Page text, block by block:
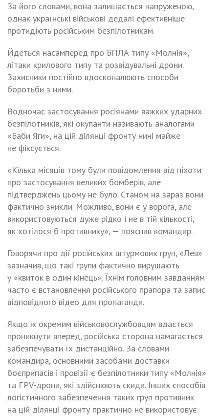
За його словами, вона залишається напруженою,
однак українські військові дедалі ефективніше
протидіють російським безпілотникам.
Йдеться насамперед про БПЛА типу «Молнія»,
літаки крилового типу та розвідувальні дрони.
Захисники постійно вдосконалюють способи
боротьби з ними.
Водночас застосування росіянами важких ударних
безпілотників, які окупанти називають аналогами
«Баби Яги», на цій ділянці фронту нині майже
не фіксується.
«Кілька місяців тому були повідомлення від піхоти
про застосування великих бомберів, але
підтверджень цьому не було. Станом на зараз вони
фактично зникли. Можливо, вони є у ворога, але
використовуються дуже рідко і не в тій кількості,
як хотілося б противнику», — пояснив командир.
Говорячи про дії російських штурмових груп, «Лев»
зазначив, що такі групи фактично вирушають
у «квиток в один кінець». Їхнім головним завданням
часто є встановлення російського прапора та запис
відповідного відео для пропаганди.
Якщо ж окремим військовослужбовцям вдається
проникнути вперед, російська сторона намагається
забезпечувати їх дистанційно. За словами
командира, основними засобами доставки
боєприпасів і провізії є безпілотники типу «Молнія»
та FPV-дрони, які здійснюють скиди. Інших способів
логістичного забезпечення таких груп противник
на цій ділянці фронту практично не використовує.